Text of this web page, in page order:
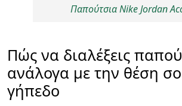
Παπούτσια Nike Jordan
Πώς να διαλέξεις
ανάλογα με την θέση
γήπεδο